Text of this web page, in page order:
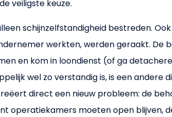
veiligste keuze.
schijnzelfstandigheid bestreden.
werkten, werden geraakt. De
en kom in loondienst (of ga
wel zo verstandig is, is een andere
direct een nieuw probleem: de
operatiekamers moeten open blijven,